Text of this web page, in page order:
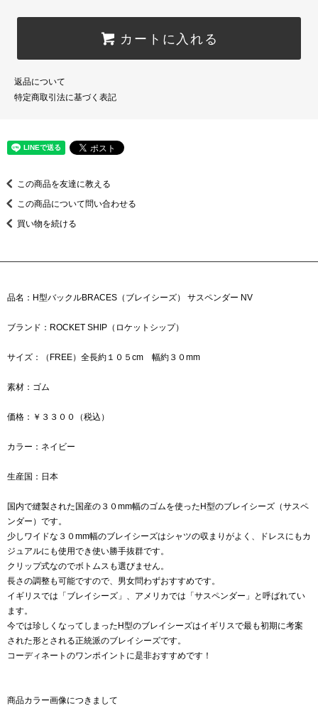
カートに入れる
返品について
特定商取引法に基づく表記
この商品を友達に教える
この商品について問い合わせる
買い物を続ける
品名：H型バックルBRACES（ブレイシーズ） サスペンダー NV
ブランド：ROCKET SHIP（ロケットシップ）
サイズ：（FREE）全長約１０５cm 幅約３０mm
素材：ゴム
価格：￥３３００（税込）
カラー：ネイビー
生産国：日本
国内で縫製された国産の３０mm幅のゴムを使ったH型のブレイシーズ（サスペ
ンダー）です。
少しワイドな３０mm幅のブレイシーズはシャツの収まりがよく、ドレスにもカ
ジュアルにも使用でき使い勝手抜群です。
クリップ式なのでボトムスも選びません。
長さの調整も可能ですので、男女問わずおすすめです。
イギリスでは「ブレイシーズ」、アメリカでは「サスペンダー」と呼ばれてい
ます。
今では珍しくなってしまったH型のブレイシーズはイギリスで最も初期に考案
された形とされる正統派のブレイシーズです。
コーディネートのワンポイントに是非おすすめです！
商品カラー画像につきまして